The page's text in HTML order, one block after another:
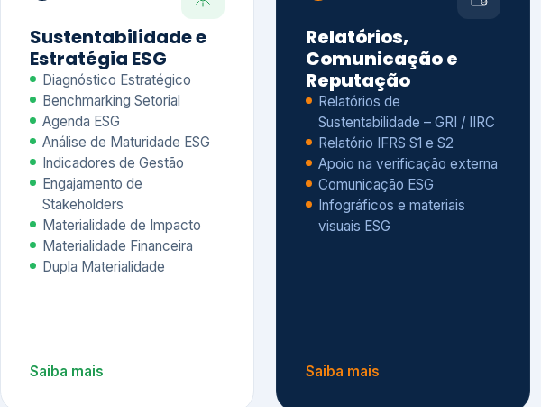
Sustentabilidade e
Estratégia ESG
Diagnóstico Estratégico
Benchmarking Setorial
Agenda ESG
Análise de Maturidade ESG
Indicadores de Gestão
Engajamento de
Stakeholders
Materialidade de Impacto
Materialidade Financeira
Dupla Materialidade
Saiba mais
Relatórios,
Comunicação e
Reputação
Relatórios de
Sustentabilidade – GRI / IIRC
Relatório IFRS S1 e S2
Apoio na verificação externa
Comunicação ESG
Infográficos e materiais
visuais ESG
Saiba mais